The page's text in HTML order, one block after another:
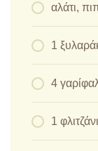
αλάτι,
1
4
1